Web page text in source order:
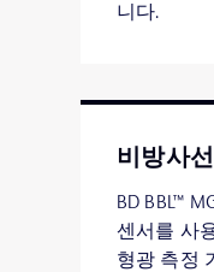
니다.
비방사
BD BBL™
센서를 사
형광 측정